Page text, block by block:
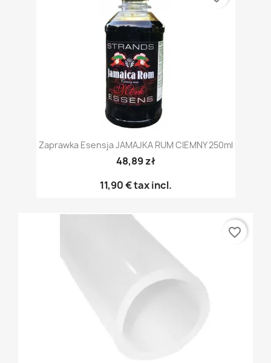
Zaprawka Esensja JAMAJKA RUM CIEMNY 250ml
48,89 zł
11,90 €tax incl.
favorite_border